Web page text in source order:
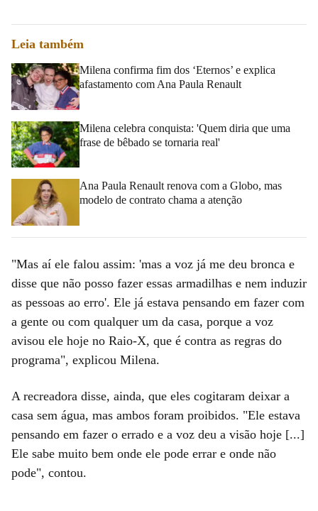
Leia também
Milena confirma fim dos ‘Eternos’ e explica
afastamento com Ana Paula Renault
Milena celebra conquista: 'Quem diria que uma
frase de bêbado se tornaria real'
Ana Paula Renault renova com a Globo, mas
modelo de contrato chama a atenção
"Mas aí ele falou assim: 'mas a voz já me deu bronca e
disse que não posso fazer essas armadilhas e nem induzir
as pessoas ao erro'. Ele já estava pensando em fazer com
a gente ou com qualquer um da casa, porque a voz
avisou ele hoje no Raio-X, que é contra as regras do
programa", explicou Milena.
A recreadora disse, ainda, que eles cogitaram deixar a
casa sem água, mas ambos foram proibidos. "Ele estava
pensando em fazer o errado e a voz deu a visão hoje [...]
Ele sabe muito bem onde ele pode errar e onde não
pode", contou.